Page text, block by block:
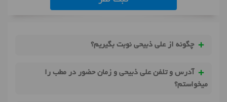
چگونه از علی ذبیحی نوبت بگیریم؟
آدرس و تلفن علی ذبیحی و زمان حضور در مطب را
میخواستم؟